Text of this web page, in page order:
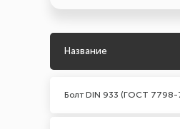
Название
Болт DIN 933 (ГОСТ 7798-